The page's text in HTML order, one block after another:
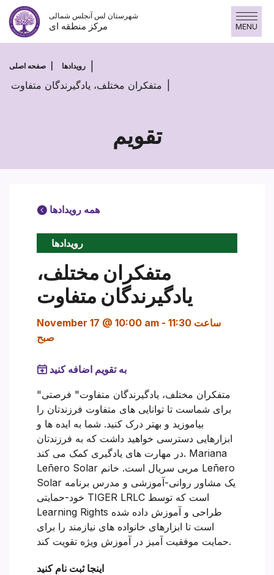
پرش
محتوا
شهرستان لس آنجلس شمالی
مرکز منطقه ای MENU
صفحه اصلی رویدادها
متفکران مختلف، یادگیرندگان متفاوت
تقویم
همه رویدادها
رویدادها
متفکران مختلف،
یادگیرندگان متفاوت
November 17 @ 10:00 am - ساعت 11:30
صبح
به تقویم اضافه کنید
"متفکران مختلف، یادگیرندگان متفاوت" فرصتی
برای شماست تا توانایی های متفاوت فرزندتان را
بیاموزید و بهتر درک کنید. شما به ایده ها و
ابزارهایی دسترسی خواهید داشت که به فرزندتان
در مهارت های یادگیری کمک می کند. Mariana
Leñero Solar مربی سریال است. خانم Leñero
Solar یک مشاور روانی-آموزشی و مدرس برنامه
خود-حمایتی TIGER LRLC است که توسط
Learning Rights طراحی و آموزش داده شده
است تا ابزارهای خانواده های نیازمند را برای
حمایت موفقیت آمیز در آموزش ویژه تقویت کند.
اینجا ثبت نام کنید